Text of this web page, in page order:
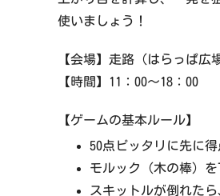
使いましょう！
【会場】走路（はらっぱ広
【時間】11：00～18：00
【ゲームの基本ルール】
50点ピッタリに先に
モルック（木の棒）
スキットルが倒れた